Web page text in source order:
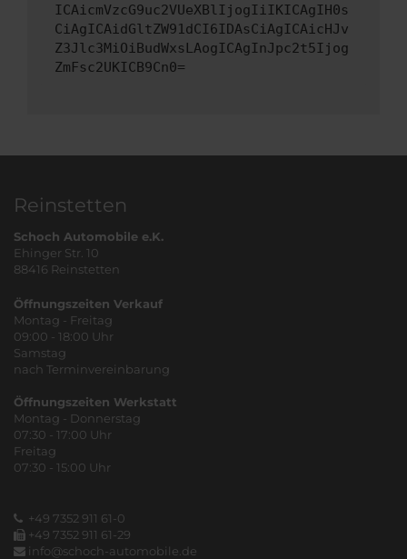
ICAicmVzcG9uc2VUeXBlIjogIiIKICAgIH0s
CiAgICAidGltZW91dCI6IDAsCiAgICAicHJv
Z3Jlc3MiOiBudWxsLAogICAgInJpc2t5Ijog
ZmFsc2UKICB9Cn0=
Reinstetten
Schoch Automobile e.K.
Ehinger Str. 10
88416 Reinstetten
Öffnungszeiten Verkauf
Montag - Freitag
09:00 - 18:00 Uhr
Samstag
nach Terminvereinbarung
Öffnungszeiten Werkstatt
Montag - Donnerstag
07:30 - 17:00 Uhr
Freitag
07:30 - 15:00 Uhr
+49 7352 911 61-0
+49 7352 911 61-29
info@schoch-automobile.de